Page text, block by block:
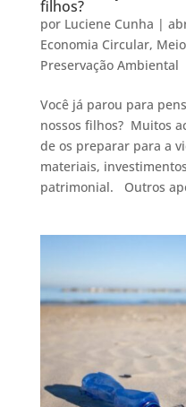
filhos?
por Luciene Cunha |
Economia Circular,
Preservação Ambiental
Você já parou para
nossos filhos? Muitos
de os preparar para a
materiais,
patrimonial. Outros